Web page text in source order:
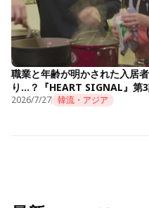
職業と年齢が明かされた入居
り…？『HEART SIGNAL』第
2026/7/27 韓流・アジア